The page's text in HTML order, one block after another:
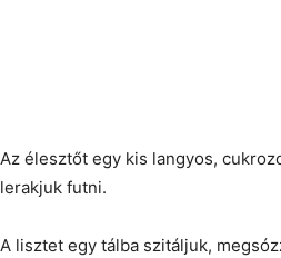
Az élesztőt egy kis langyos,
lerakjuk futni.
A lisztet egy tálba szitáljuk,